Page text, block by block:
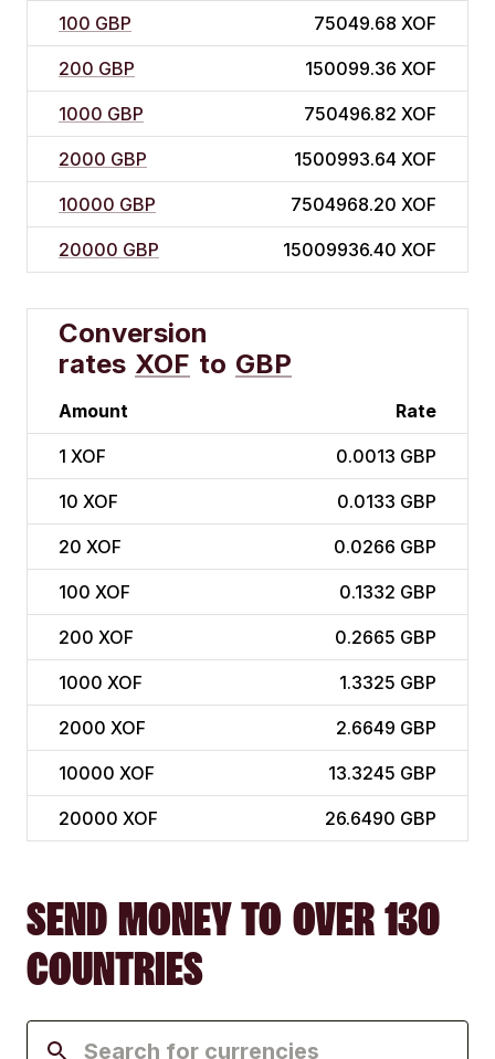
100 GBP 75049.68 XOF
200 GBP 150099.36 XOF
1000 GBP 750496.82 XOF
2000 GBP 1500993.64 XOF
10000 GBP 7504968.20 XOF
20000 GBP 15009936.40 XOF
Conversion
rates XOF to GBP
Amount Rate
1 XOF 0.0013 GBP
10 XOF 0.0133 GBP
20 XOF 0.0266 GBP
100 XOF 0.1332 GBP
200 XOF 0.2665 GBP
1000 XOF 1.3325 GBP
2000 XOF 2.6649 GBP
10000 XOF 13.3245 GBP
20000 XOF 26.6490 GBP
SEND MONEY TO OVER 130
COUNTRIES